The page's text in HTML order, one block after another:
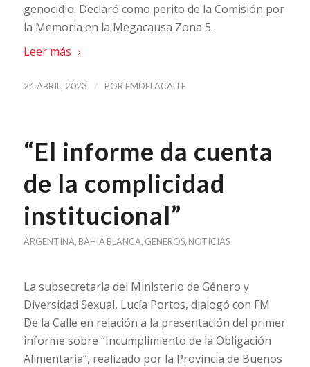
genocidio. Declaró como perito de la Comisión por
la Memoria en la Megacausa Zona 5.
Leer más
24 ABRIL, 2023 / POR FMDELACALLE
“El informe da cuenta
de la complicidad
institucional”
ARGENTINA, BAHIA BLANCA, GÉNEROS, NOTICIAS
La subsecretaria del Ministerio de Género y
Diversidad Sexual, Lucía Portos, dialogó con FM
De la Calle en relación a la presentación del primer
informe sobre “Incumplimiento de la Obligación
Alimentaria”, realizado por la Provincia de Buenos